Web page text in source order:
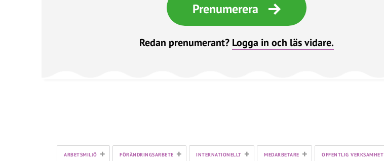
Prenumerera
Redan prenumerant? Logga in och läs vidare.
ARBETSMILJÖ + FÖRÄNDRINGSARBETE + INTERNATIONELLT + MEDARBETARE + OFFENTLIG VERKSAMHET